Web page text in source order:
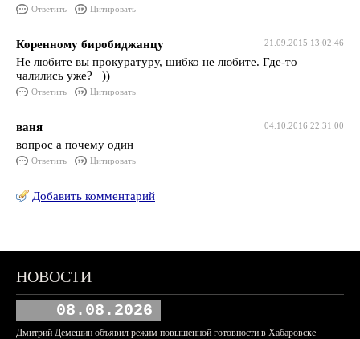
Ответить Цитировать
21.09.2015 13:02:46
Коренному биробиджанцу
Не любите вы прокуратуру, шибко не любите. Где-то
чалились уже? ))
Ответить Цитировать
04.10.2016 22:31:00
ваня
вопрос а почему один
Ответить Цитировать
Добавить комментарий
НОВОСТИ
08.08.2026
Дмитрий Демешин объявил режим повышенной готовности в Хабаровске